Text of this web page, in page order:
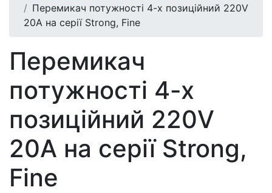
Перемикач потужності 4-х позиційний 220V
20A на серії Strong, Fine
Перемикач
потужності 4-х
позиційний 220V
20A на серії Strong,
Fine